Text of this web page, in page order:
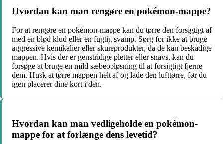
Hvordan kan man rengøre en pokémon-mappe?
For at rengøre en pokémon-mappe kan du tørre den forsigtigt af
med en blød klud eller en fugtig svamp. Sørg for ikke at bruge
aggressive kemikalier eller skureprodukter, da de kan beskadige
mappen. Hvis der er genstridige pletter eller snavs, kan du
forsøge at bruge en mild sæbeopløsning til at forsigtigt fjerne
dem. Husk at tørre mappen helt af og lade den lufttørre, før du
igen placerer dine kort i den.
Hvordan kan man vedligeholde en pokémon-
mappe for at forlænge dens levetid?